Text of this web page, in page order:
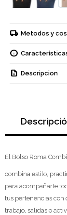
Metodos y
Descripcion
El Bolso Roma
combina estilo,
para acompañarte
tus pertenencias con
trabajo, salidas o